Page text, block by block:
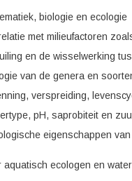
biologie en ecologie
met milieufactoren
en de wisselwerking
van de genera en
verspreiding,
pH, saprobiteit en
eigenschappen
ecologen en